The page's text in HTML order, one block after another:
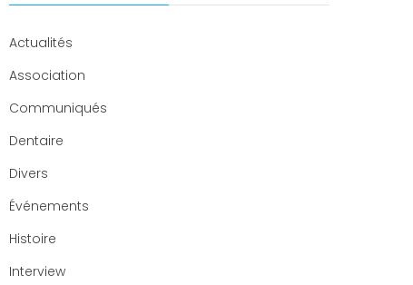
Congrès 2020
Actualités
Association
Communiqués
Dentaire
Divers
Événements
Histoire
Interview